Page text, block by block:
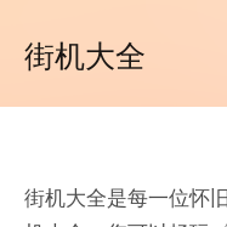
街机大全
街机大全是每一位怀